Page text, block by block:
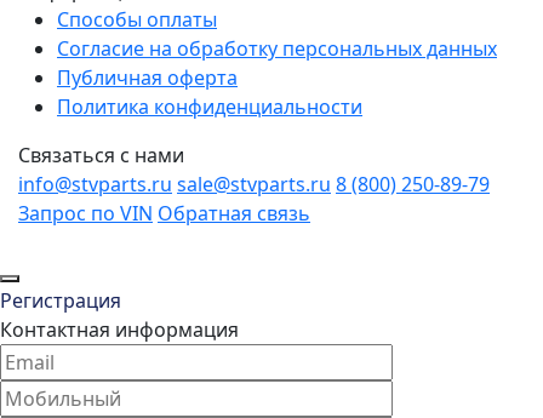
Способы оплаты
Согласие на обработку персональных данных
Публичная оферта
Политика конфиденциальности
Связаться с нами
info@stvparts.ru sale@stvparts.ru 8 (800) 250-89-79
Запрос по VIN Обратная связь
Регистрация
Контактная информация